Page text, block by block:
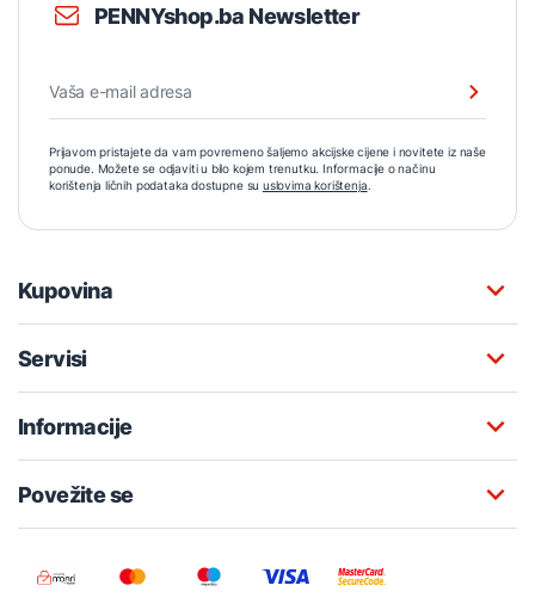
PENNYshop.ba Newsletter
Prijavom pristajete da vam povremeno šaljemo akcijske cijene i novitete iz naše
ponude. Možete se odjaviti u bilo kojem trenutku. Informacije o načinu
korištenja ličnih podataka dostupne su uslovima korištenja.
Kupovina
Servisi
Informacije
Povežite se